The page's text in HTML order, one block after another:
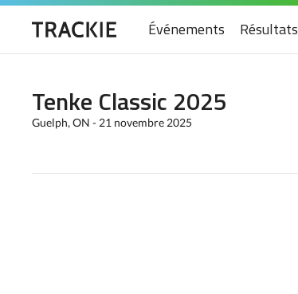
Événements Résultats
Tenke Classic 2025
Guelph, ON - 21 novembre 2025